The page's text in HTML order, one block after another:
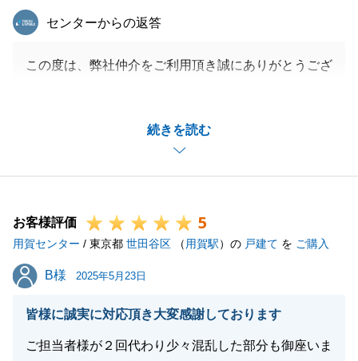
続きを読む
東急リバブル
センターからの返答
この度は、弊社仲介をご利用頂き誠にありがとうござ
ず、公的書類のご手配にご協力を頂いたおかげで無事
にお取引を完了することが出来ました。
また、人間として好感をお持ちいただけたとのお言葉
頂いたお言葉を糧に今後の営業人生に生かしてまいり
ます。
もしもまたなにかお困りのことがあればお気軽にご相
談をいただければと思います。
今後ともよろしくお願い申し上げます。
お客様評価 5
用賀センター / 東京都 世田谷区 （ 用賀駅）の 戸建て を ご購入
B様
B様 2025年5月23日
皆様に誠実に対応頂き大変感謝しております
ご担当者様が２回代わり少々混乱した部分も御座いま